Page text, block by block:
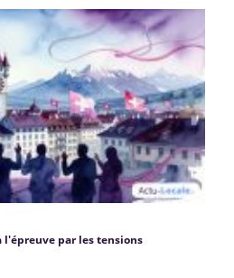
l'épreuve par les tensions